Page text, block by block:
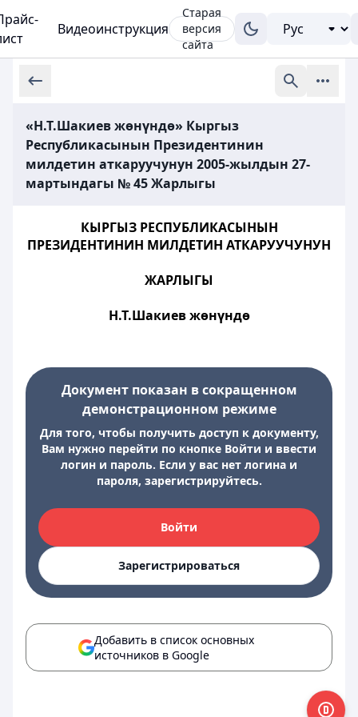
Видеоинструкция
Старая
версия
сайта
«Н.Т.Шакиев жөнүндө» Кыргыз
Республикасынын Президентинин
милдетин аткаруучунун 2005-жылдын 27-
мартындагы № 45 Жарлыгы
КЫРГЫЗ РЕСПУБЛИКАСЫНЫН
ПРЕЗИДЕНТИНИН МИЛДЕТИН АТКАРУУЧУНУН
ЖАРЛЫГЫ
Н.Т.Шакиев жөнүндө
Документ показан в сокращенном
демонстрационном режиме
Для того, чтобы получить доступ к документу,
Вам нужно перейти по кнопке Войти и ввести
логин и пароль. Если у вас нет логина и
пароля, зарегистрируйтесь.
Войти
Зарегистрироваться
Добавить в список основных
источников в Google